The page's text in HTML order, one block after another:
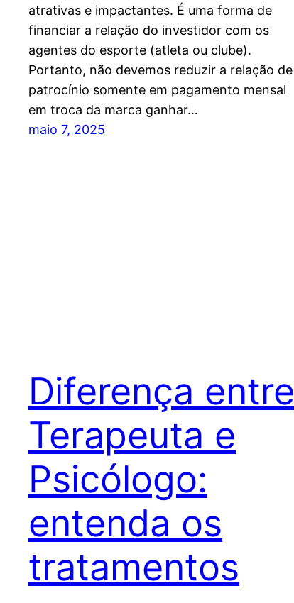
atrativas e impactantes. É uma forma de
financiar a relação do investidor com os
agentes do esporte (atleta ou clube).
Portanto, não devemos reduzir a relação de
patrocínio somente em pagamento mensal
em troca da marca ganhar…
maio 7, 2025
Diferença entre
Terapeuta e
Psicólogo:
entenda os
tratamentos